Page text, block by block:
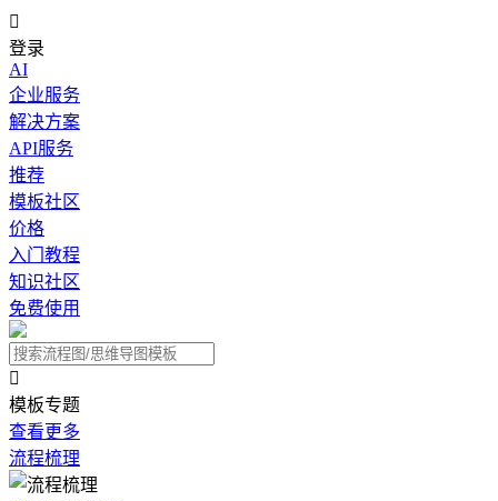

登录
AI
企业服务
解决方案
API服务
推荐
模板社区
价格
入门教程
知识社区
免费使用

模板专题
查看更多
流程梳理